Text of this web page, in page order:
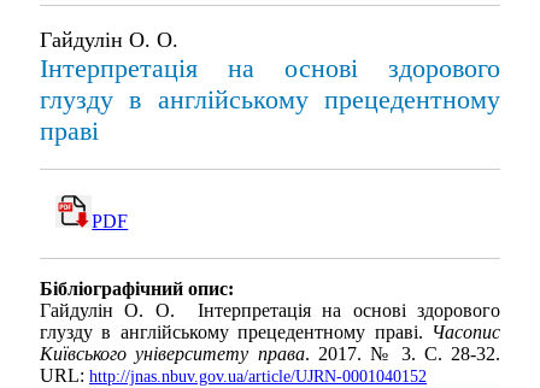
Гайдулін О. О.
Інтерпретація на основі здорового
глузду в англійському прецедентному
праві
PDF
Бібліографічний опис:
Гайдулін О. О. Інтерпретація на основі здорового
глузду в англійському прецедентному праві. Часопис
Київського університету права. 2017. № 3. С. 28-32.
URL: http://jnas.nbuv.gov.ua/article/UJRN-0001040152